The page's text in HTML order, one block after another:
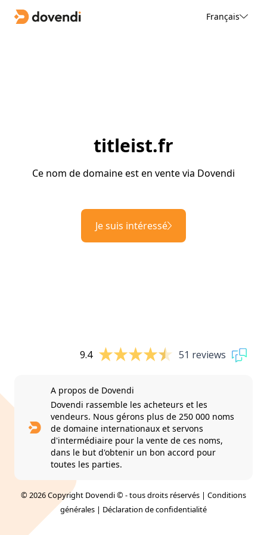
Français
titleist.fr
Ce nom de domaine est en vente via Dovendi
Je suis intéressé
9.4 51 reviews
A propos de Dovendi
Dovendi rassemble les acheteurs et les
vendeurs. Nous gérons plus de 250 000 noms
de domaine internationaux et servons
d'intermédiaire pour la vente de ces noms,
dans le but d'obtenir un bon accord pour
toutes les parties.
© 2026 Copyright Dovendi © - tous droits réservés | Conditions
générales | Déclaration de confidentialité